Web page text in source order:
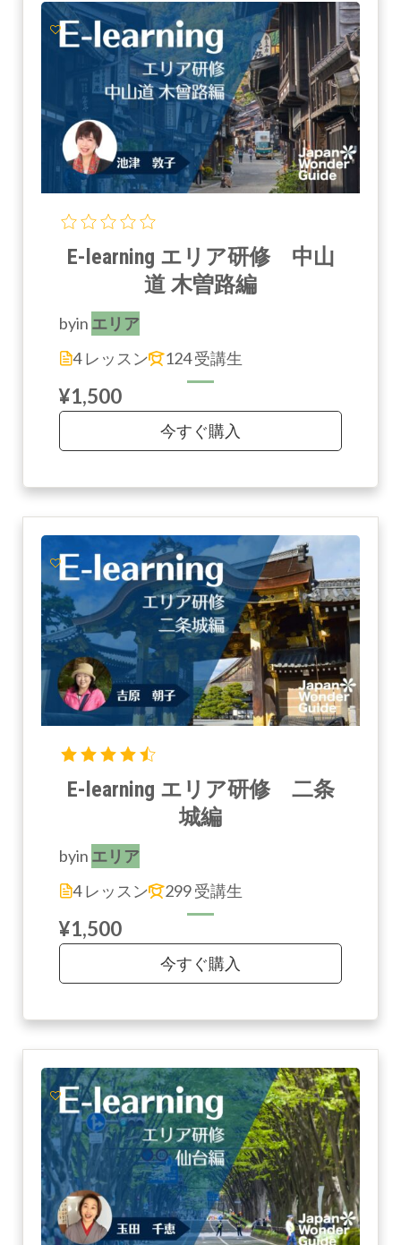
E-learning エリア研修 中山
道 木曽路編
byin エリア
4 レッスン
124 受講生
¥1,500
今すぐ購入
E-learning エリア研修 二条
城編
byin エリア
4 レッスン
299 受講生
¥1,500
今すぐ購入